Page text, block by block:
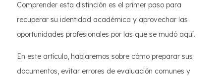
Comprender esta distinción es el primer paso para
recuperar su identidad académica y aprovechar las
oportunidades profesionales por las que se mudó aquí.
En este artículo, hablaremos sobre cómo preparar sus
documentos, evitar errores de evaluación comunes y